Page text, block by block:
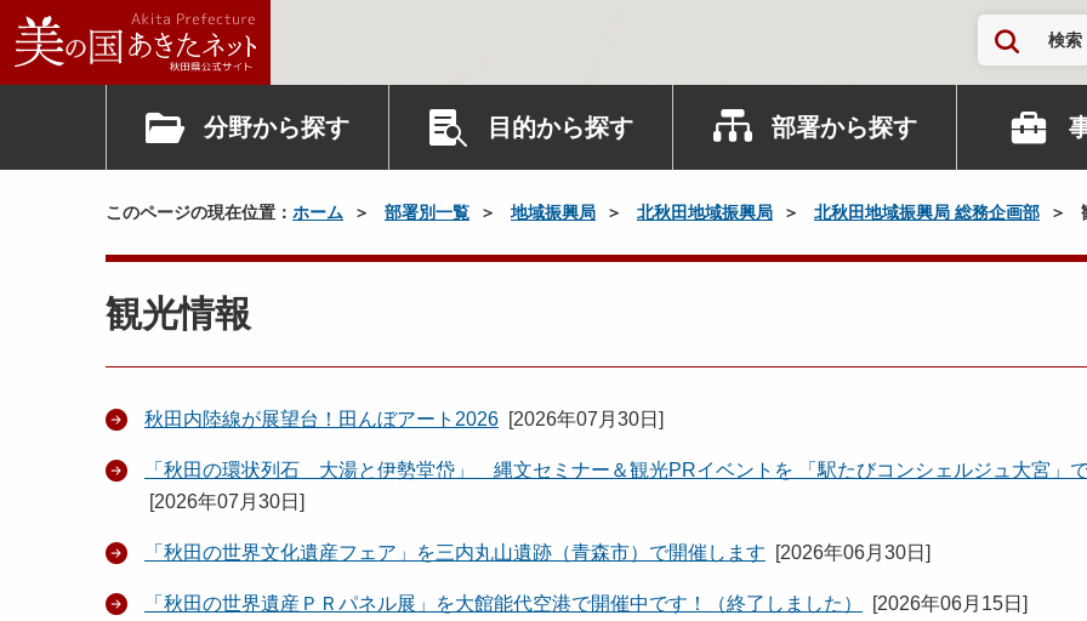
検索
分野から探す 目的から探す 部署から探す
このページの現在位置： ホーム 部署別一覧 地域振興局 北秋田地域振興局 北秋田地域振興局 総務企画部
観光情報
秋田内陸線が展望台！田んぼアート2026 [2026年07月30日 ]
「秋田の環状列石 大湯と伊勢堂岱」 縄文セミナー＆観光PRイベントを 「駅たびコンシェルジュ大宮」
[2026年07月30日 ]
「秋田の世界文化遺産フェア」を三内丸山遺跡（青森市）で開催します [2026年06月30日 ]
「秋田の世界遺産ＰＲパネル展」を大館能代空港で開催中です！（終了しました） [2026年06月15日 ]